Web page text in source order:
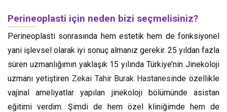
Perineoplasti için neden bizi seçmelisiniz?
Perineoplasti sonrasında hem estetik hem de fonksiyonel
yani işlevsel olarak iyi sonuç almanız gerekir. 25 yıldan fazla
süren uzmanlığımın yaklaşık 15 yılında Türkiye’nin Jinekoloji
uzmanı yetiştiren Zekai Tahir Burak Hastanesinde özellikle
vajinal ameliyatlar yapılan jinekoloji bölümünde asistan
eğitimi verdim. Şimdi de hem özel kliniğimde hem de